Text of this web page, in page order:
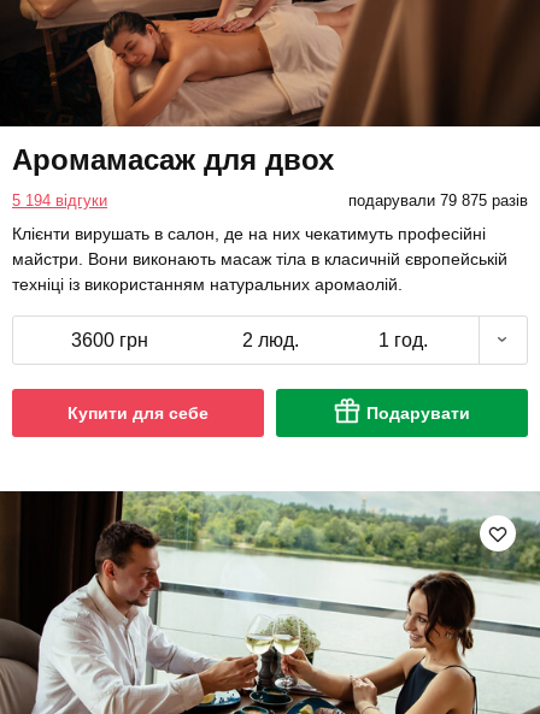
Аромамасаж для двох
5 194 відгуки подарували 79 875 разів
Клієнти вирушать в салон, де на них чекатимуть професійні
майстри. Вони виконають масаж тіла в класичній європейській
техніці із використанням натуральних аромаолій.
3600 грн 2 люд. 1 год.
Купити для себе Подарувати